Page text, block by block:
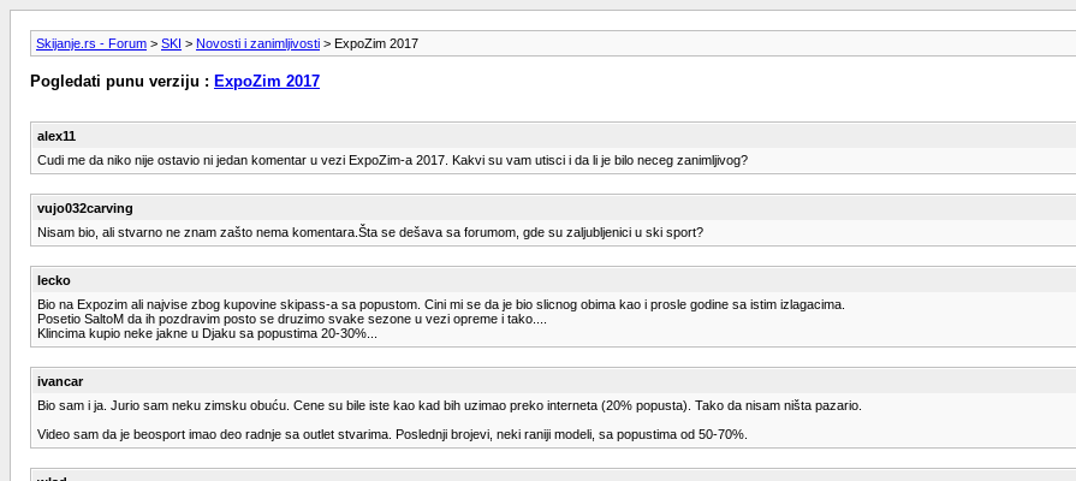
Skijanje.rs - Forum > SKI > Novosti i zanimljivosti > ExpoZim 2017
Pogledati punu verziju : ExpoZim 2017
alex11
Cudi me da niko nije ostavio ni jedan komentar u vezi ExpoZim-a 2017. Kakvi su vam utisci i da li je bilo neceg zanimljivog?
vujo032carving
Nisam bio, ali stvarno ne znam zašto nema komentara.Šta se dešava sa forumom, gde su zaljubljenici u ski sport?
lecko
Bio na Expozim ali najvise zbog kupovine skipass-a sa popustom. Cini mi se da je bio slicnog obima kao i prosle godine sa istim izlagacima.
Posetio SaltoM da ih pozdravim posto se druzimo svake sezone u vezi opreme i tako....
Klincima kupio neke jakne u Djaku sa popustima 20-30%...
ivancar
Bio sam i ja. Jurio sam neku zimsku obuću. Cene su bile iste kao kad bih uzimao preko interneta (20% popusta). Tako da nisam ništa pazario.
Video sam da je beosport imao deo radnje sa outlet stvarima. Poslednji brojevi, neki raniji modeli, sa popustima od 50-70%.